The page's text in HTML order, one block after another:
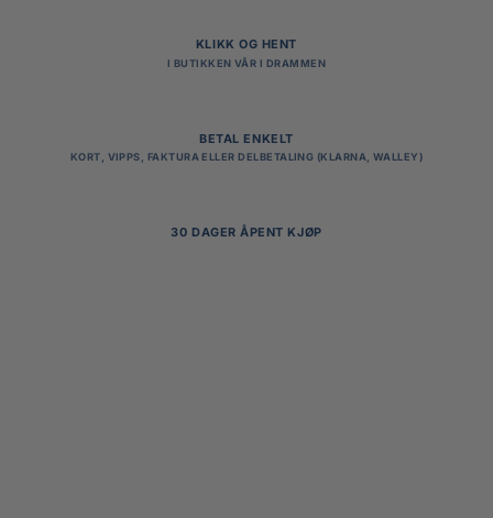
KLIKK OG HENT
I BUTIKKEN VÅR I DRAMMEN
BETAL ENKELT
KORT, VIPPS, FAKTURA ELLER DELBETALING (KLARNA, WALLEY)
30 DAGER ÅPENT KJØP